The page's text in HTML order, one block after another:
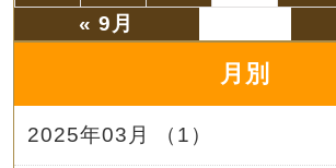
« 9月
月別
2025年03月 （1）